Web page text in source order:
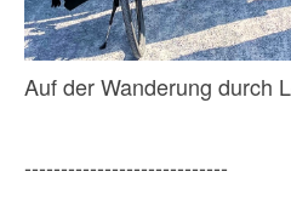
Auf der Wanderung durch
----------------------------